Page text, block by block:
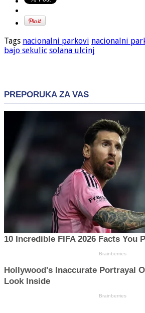
Tags nacionalni parkovi nacionalni
bajo sekulic solana ulcinj